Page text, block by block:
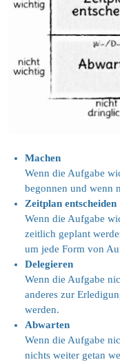
Machen
Wenn die Aufgabe
begonnen und wenn
Zeitplan entscheiden
Wenn die Aufgabe
zeitlich geplant
um jede Form von
Delegieren
Wenn die Aufgabe
anderes zur
werden.
Abwarten
Wenn die Aufgabe
nichts weiter getan